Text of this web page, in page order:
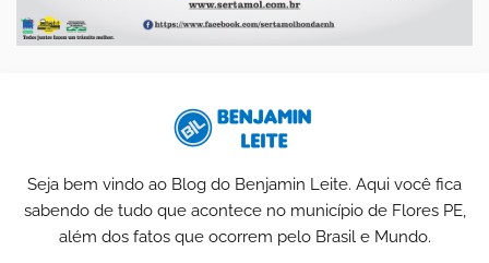
Seja bem vindo ao Blog do Benjamin Leite. Aqui você fica
sabendo de tudo que acontece no município de Flores PE,
além dos fatos que ocorrem pelo Brasil e Mundo.